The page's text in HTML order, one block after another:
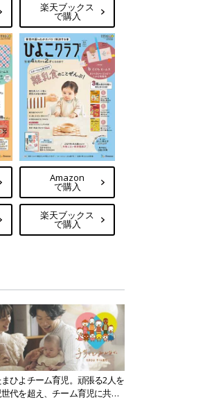
楽天ブックス
で購入
Amazon
で購入
楽天ブックス
で購入
ひよチーム育児。頑張る2人を
代を超え、チーム育児に共感